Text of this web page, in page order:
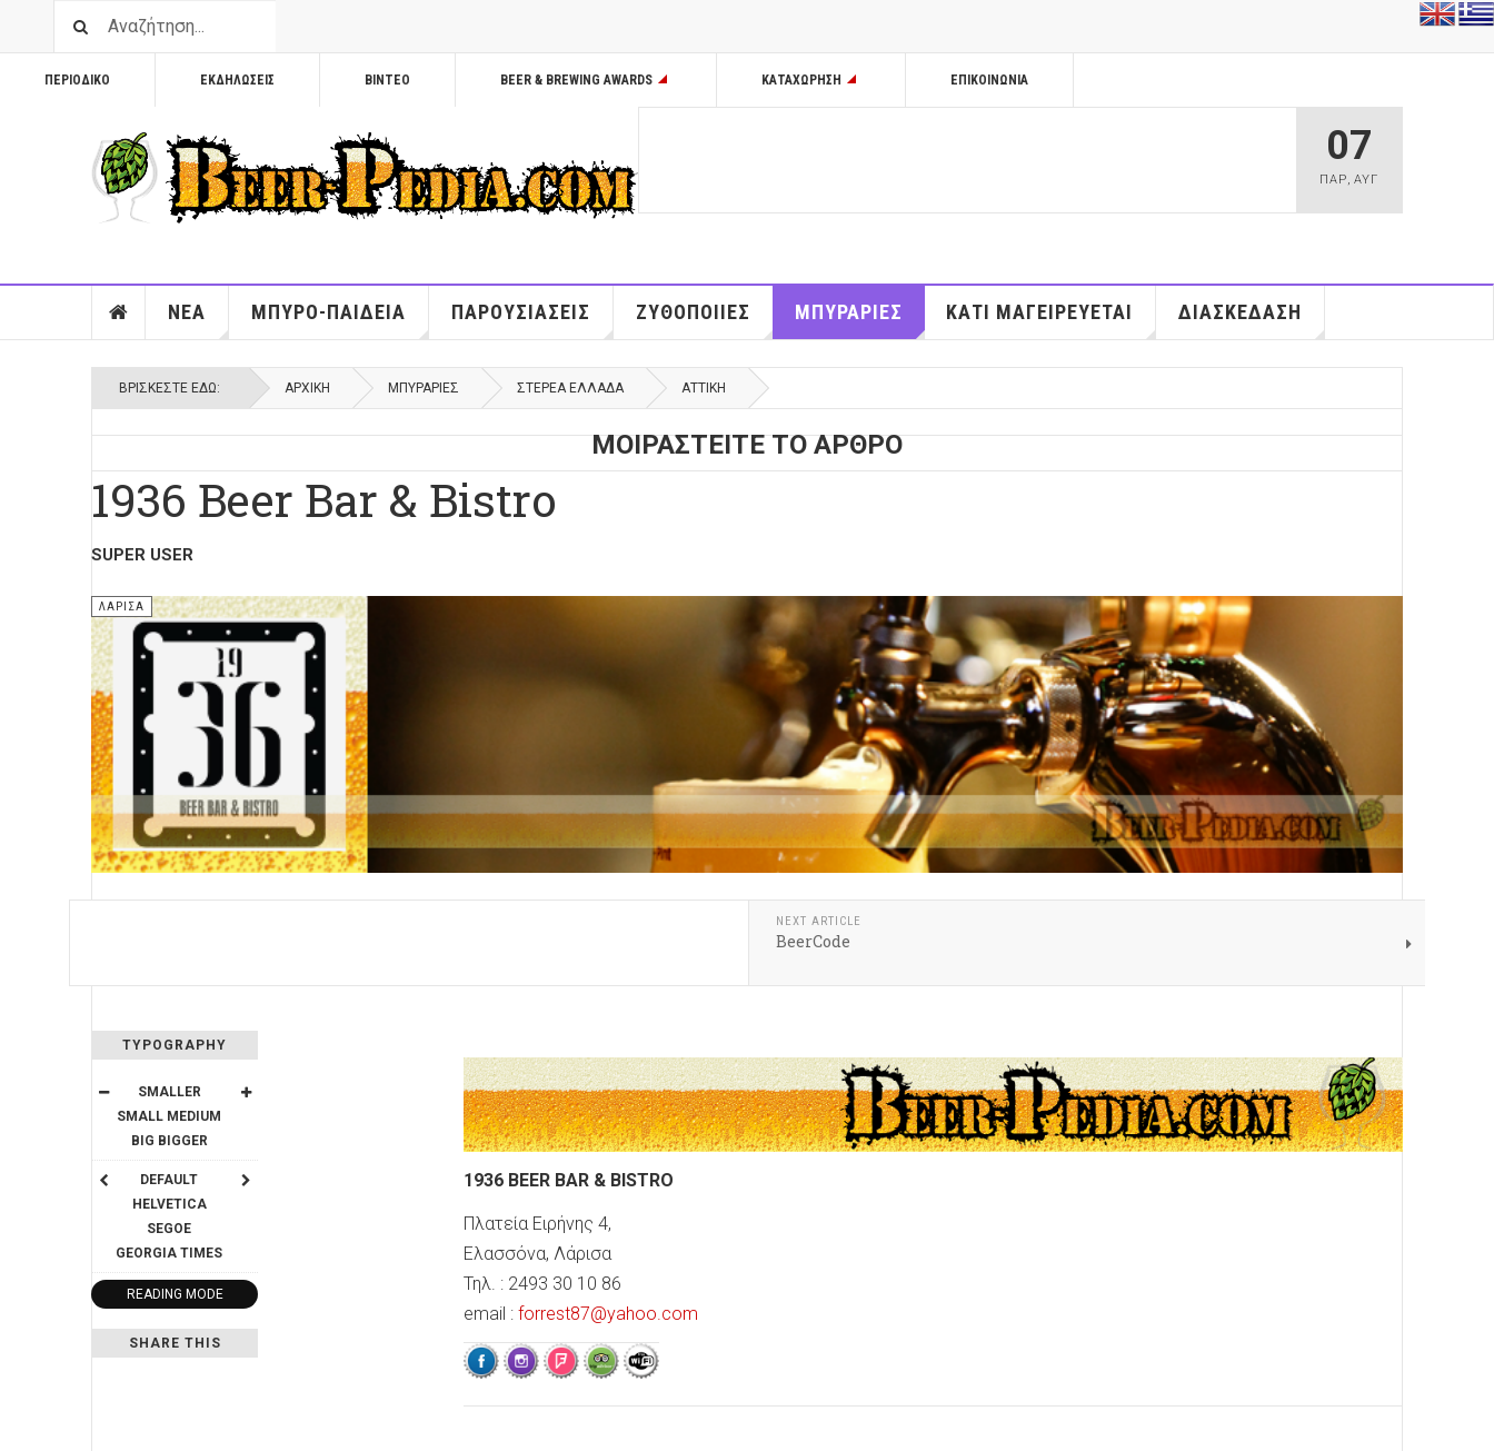
ΠΕΡΙΟΔΙΚΟ ΕΚΔΗΛΩΣΕΙΣ ΒΙΝΤΕΟ BEER & BREWING AWARDS ΚΑΤΑΧΩΡΗΣΗ ΕΠΙΚΟΙΝΩΝΊΑ
07
ΠΑΡ,ΑΥΓ
ΝΕΑ ΜΠΥΡΟ-ΠΑΙΔΕΙΑ ΠΑΡΟΥΣΙΑΣΕΙΣ ΖΥΘΟΠΟΙΙΕΣ ΜΠΥΡΑΡΙΕΣ ΚΑΤΙ ΜΑΓΕΙΡΕΥΕΤΑΙ ΔΙΑΣΚΕΔΑΣΗ
ΒΡΊΣΚΕΣΤΕ ΕΔΏ: ΑΡΧΙΚΉ ΜΠΥΡΑΡΙΕΣ ΣΤΕΡΕΆ ΕΛΛΆΔΑ ΑΤΤΙΚΉ
ΜΟΙΡΑΣΤΕΙΤΕ ΤΟ ΑΡΘΡΟ
1936 Beer Bar & Bistro
SUPER USER
ΛΆΡΙΣΑ
NEXT ARTICLE
BeerCode
TYPOGRAPHY
SMALLER
SMALL MEDIUM
BIG BIGGER
DEFAULT
HELVETICA
SEGOE
GEORGIA TIMES
READING MODE
SHARE THIS
1936 BEER BAR & BISTRO
Πλατεία Ειρήνης 4,
Ελασσόνα, Λάρισα
Τηλ. : 2493 30 10 86
email : forrest87@yahoo.com